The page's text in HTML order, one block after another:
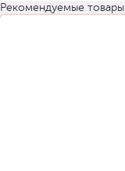
Рекомендуемые товары